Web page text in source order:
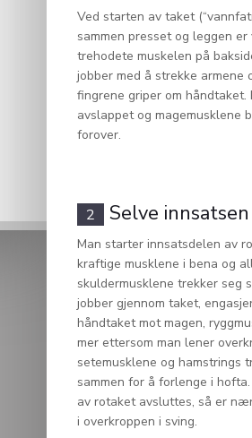
Ved starten av taket
sammen presset og leggen
trehodete muskelen på
jobber med å strekke armene
fingrene griper om håndtaket.
avslappet og magemusklene
forover.
2 Selve innsatsen
Man starter innsatsdelen av
kraftige musklene i bena og
skuldermusklene trekker seg
jobber gjennom taket,
håndtaket mot magen,
mer ettersom man lener
setemusklene og hamstrings
sammen for å forlenge i
av rotaket avsluttes, så er
i overkroppen i sving.